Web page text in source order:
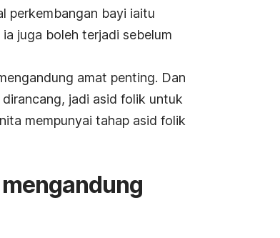
perkembangan bayi iaitu
juga boleh terjadi sebelum
amat penting. Dan
jadi asid folik untuk
mempunyai tahap asid folik